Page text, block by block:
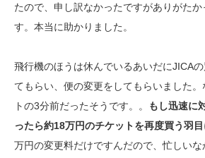
たので、申し訳なかったですがありがた
す。本当に助かりました。
飛行機のほうは休んでいるあいだにJICA
てもらい、便の変更をしてもらいました
トの3分前だったそうです。。
もし迅速に
ったら約18万円のチケットを再度買う羽目
万円の変更料だけですんだので、忙しい